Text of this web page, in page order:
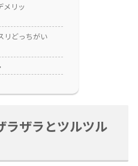
メリッ
リどっちがい
ラザラとツルツル